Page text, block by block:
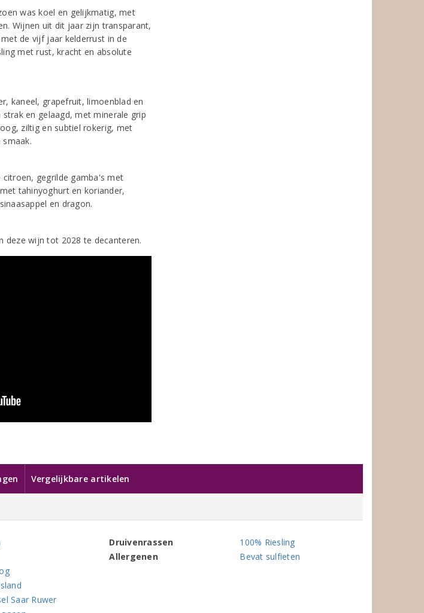
was koel en gelijkmatig, met
Wijnen uit dit jaar zijn transparant,
de vijf jaar kelderrust in de
met rust, kracht en absolute
kaneel, grapefruit, limoenblad en
en gelaagd, met minerale grip
ziltig en subtiel rokerig, met
gegrilde gamba's met
tahinyoghurt en koriander,
en dragon.
deze wijn tot 2028 te decanteren.
Vergelijkbare artikelen
Saar Ruwer
Druivenrassen
100% Riesling
Allergenen
Bevat sulfieten